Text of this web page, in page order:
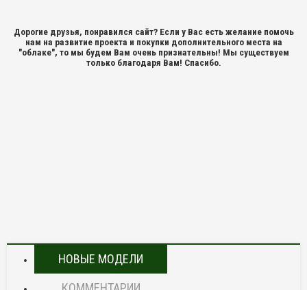
Дорогие друзья, понравился сайт? Если у Вас есть желание помочь
нам на развитие проекта и покупки дополнительного места на
"облаке", то мы будем Вам очень признательны! Мы существуем
только благодаря Вам! Спасибо.
НОВЫЕ МОДЕЛИ